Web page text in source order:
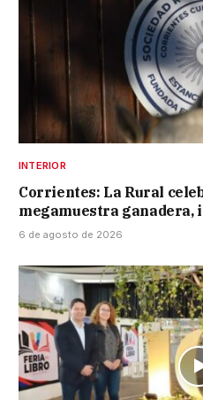
INTERIOR
Corrientes: La Rural
megamuestra
6 de agosto de 2026